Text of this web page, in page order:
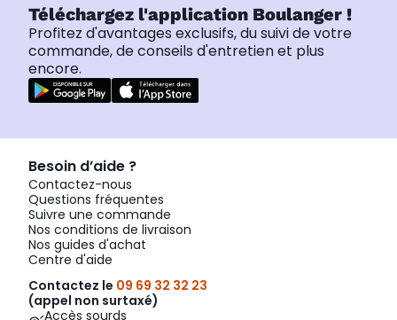
Téléchargez l'application Boulanger !
Profitez d'avantages exclusifs, du suivi de votre
commande, de conseils d'entretien et plus
encore.
Besoin d’aide ?
Contactez-nous
Questions fréquentes
Suivre une commande
Nos conditions de livraison
Nos guides d'achat
Centre d'aide
Contactez le 09 69 32 32 23
(appel non surtaxé)
Accès sourds